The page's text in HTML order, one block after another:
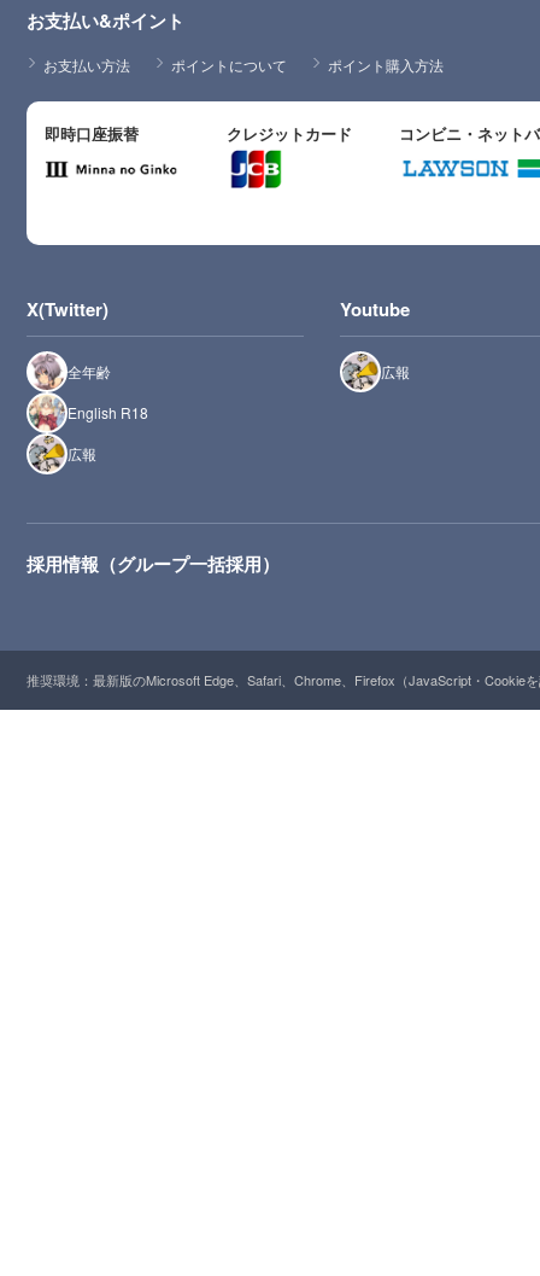
お支払い&ポイント
お支払い方法 ポイントについて ポイント購入方法
即時口座振替 クレジットカード コンビニ・ネット
X(Twitter)
全年齢
English R18
広報
Youtube
広報
採用情報（グループ一括採用）
推奨環境：最新版のMicrosoft Edge、Safari、Chrome、Firefox（JavaScript・Cookie